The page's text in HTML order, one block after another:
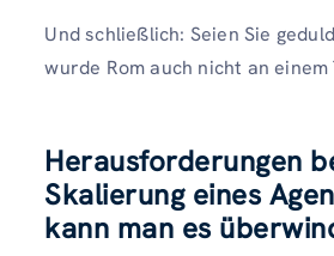
Und schließlich: Seien Sie
wurde Rom auch nicht an einem
Herausforderungen
Skalierung eines
kann man es